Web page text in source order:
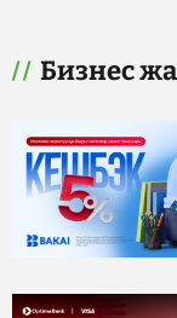
Бизнес